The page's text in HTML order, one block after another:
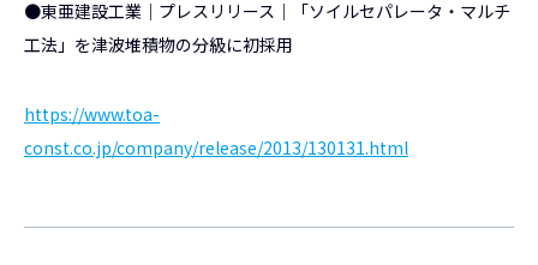
●東亜建設工業｜プレスリリース｜「ソイルセパレータ・マルチ
工法」を津波堆積物の分級に初採用
https://www.toa-
const.co.jp/company/release/2013/130131.html